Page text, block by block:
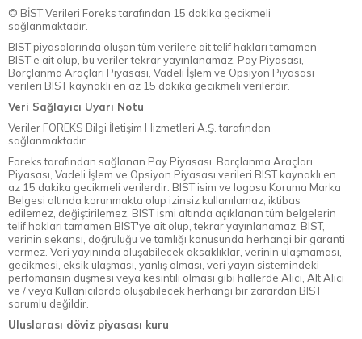
© BİST Verileri Foreks tarafından 15 dakika gecikmeli
sağlanmaktadır.
BIST piyasalarında oluşan tüm verilere ait telif hakları tamamen
BIST'e ait olup, bu veriler tekrar yayınlanamaz. Pay Piyasası,
Borçlanma Araçları Piyasası, Vadeli İşlem ve Opsiyon Piyasası
verileri BIST kaynaklı en az 15 dakika gecikmeli verilerdir.
Veri Sağlayıcı Uyarı Notu
Veriler FOREKS Bilgi İletişim Hizmetleri A.Ş. tarafından
sağlanmaktadır.
Foreks tarafından sağlanan Pay Piyasası, Borçlanma Araçları
Piyasası, Vadeli İşlem ve Opsiyon Piyasası verileri BIST kaynaklı en
az 15 dakika gecikmeli verilerdir. BIST isim ve logosu Koruma Marka
Belgesi altında korunmakta olup izinsiz kullanılamaz, iktibas
edilemez, değiştirilemez. BIST ismi altında açıklanan tüm belgelerin
telif hakları tamamen BIST'ye ait olup, tekrar yayınlanamaz. BIST,
verinin sekansı, doğruluğu ve tamlığı konusunda herhangi bir garanti
vermez. Veri yayınında oluşabilecek aksaklıklar, verinin ulaşmaması,
gecikmesi, eksik ulaşması, yanlış olması, veri yayın sistemindeki
perfomansın düşmesi veya kesintili olması gibi hallerde Alıcı, Alt Alıcı
ve / veya Kullanıcılarda oluşabilecek herhangi bir zarardan BIST
sorumlu değildir.
Uluslarası döviz piyasası kuru